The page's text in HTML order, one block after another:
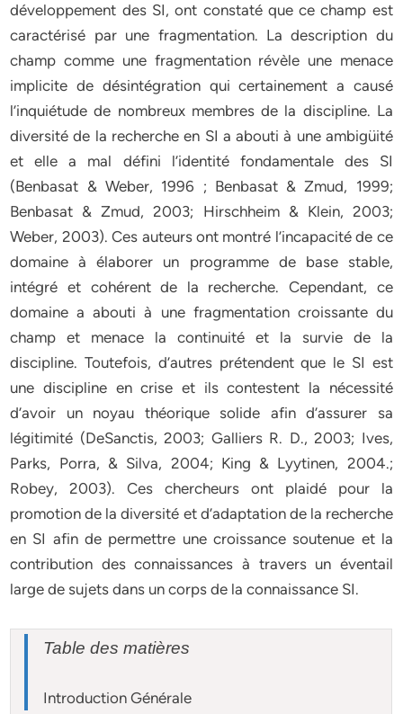
développement des SI, ont constaté que ce champ est
caractérisé par une fragmentation. La description du
champ comme une fragmentation révèle une menace
implicite de désintégration qui certainement a causé
l’inquiétude de nombreux membres de la discipline. La
diversité de la recherche en SI a abouti à une ambigüité
et elle a mal défini l’identité fondamentale des SI
(Benbasat & Weber, 1996 ; Benbasat & Zmud, 1999;
Benbasat & Zmud, 2003; Hirschheim & Klein, 2003;
Weber, 2003). Ces auteurs ont montré l’incapacité de ce
domaine à élaborer un programme de base stable,
intégré et cohérent de la recherche. Cependant, ce
domaine a abouti à une fragmentation croissante du
champ et menace la continuité et la survie de la
discipline. Toutefois, d’autres prétendent que le SI est
une discipline en crise et ils contestent la nécessité
d’avoir un noyau théorique solide afin d’assurer sa
légitimité (DeSanctis, 2003; Galliers R. D., 2003; Ives,
Parks, Porra, & Silva, 2004; King & Lyytinen, 2004.;
Robey, 2003). Ces chercheurs ont plaidé pour la
promotion de la diversité et d’adaptation de la recherche
en SI afin de permettre une croissance soutenue et la
contribution des connaissances à travers un éventail
large de sujets dans un corps de la connaissance SI.
Table des matières
Introduction Générale